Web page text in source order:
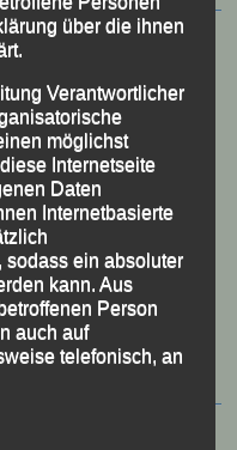
über die ihnen
Verantwortlicher
möglichst
Internetseite
Daten
Internetbasierte
ein absoluter
kann. Aus
Person
auch auf
telefonisch, an